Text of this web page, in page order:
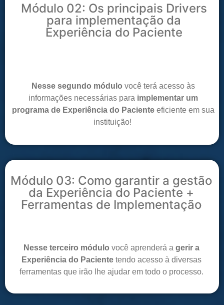
Módulo 02: Os principais Drivers
para implementação da
Experiência do Paciente
Nesse segundo módulo você terá acesso às
informações necessárias para implementar um
programa de Experiência do Paciente eficiente em sua
instituição!
Módulo 03: Como garantir a gestão
da Experiência do Paciente +
Ferramentas de Implementação
Nesse terceiro módulo você aprenderá a gerir a
Experiência do Pacientetendo acesso à diversas
ferramentas que irão lhe ajudar em todo o processo.